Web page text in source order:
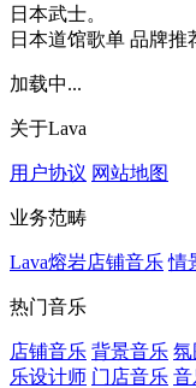
日本武士。
日本道馆歌单 品牌推
加载中...
关于Lava
用户协议 网站地图
业务范畴
Lava熔岩店铺音乐 情
热门音乐
店铺音乐 背景音乐 氛
乐设计师 门店音乐 音